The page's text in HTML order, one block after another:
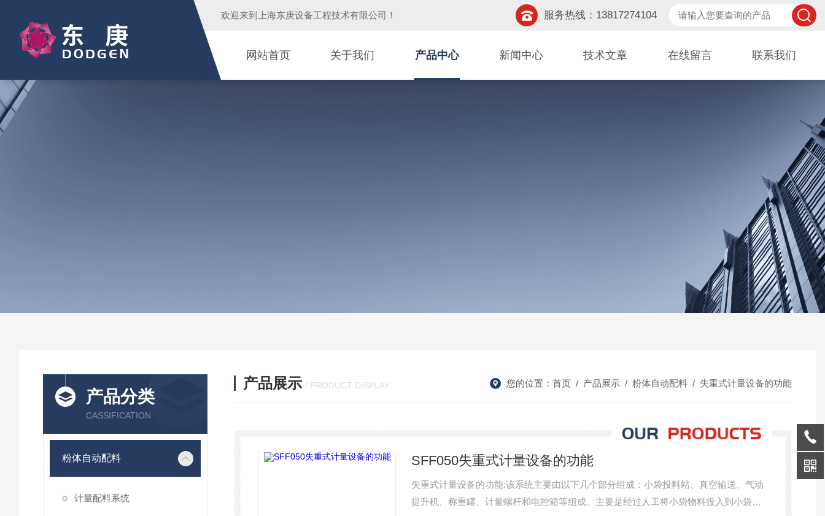
欢迎来到 上海东庚设备工程技术有限公司 ！ 服务热线：13817274104
网站首页 关于我们 产品中心 新闻中心 技术文章 在线留言 联系我们
产品分类
CASSIFICATION
粉体自动配料
计量配料系统
产品展示 / PRODUCT DISPLAY 您的位置： 首页 / 产品展示 / 粉体自动配料 / 失重式计量设备的功能
SFF050失重式计量设备的功能
失重式计量设备的功能:该系统主要由以下几个部分组成：小袋投料站、真空输送、气动
提升机、称重罐、计量螺杆和电控箱等组成。主要是经过人工将小袋物料投入到小袋投